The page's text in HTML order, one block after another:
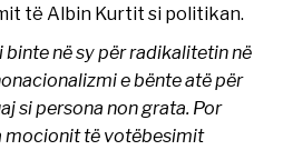
të Albin Kurtit si politikan.
binte në sy për radikalitetin në
e bënte atë për
si persona non grata. Por
mocionit të votëbesimit